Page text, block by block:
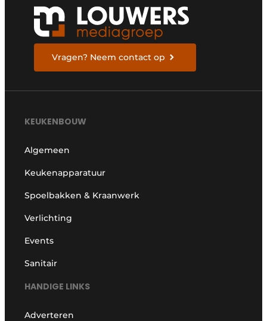
Vragen? Neem contact op
KEUKENBOUW
Algemeen
Keukenapparatuur
Spoelbakken & Kraanwerk
Verlichting
Events
Sanitair
HANDIGE LINKS
Adverteren